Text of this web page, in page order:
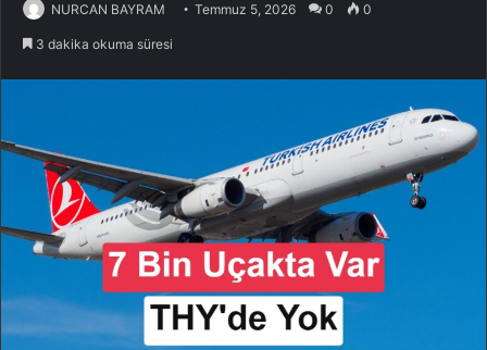
NURCAN BAYRAM Temmuz 5, 2026 0 0
3 dakika okuma süresi